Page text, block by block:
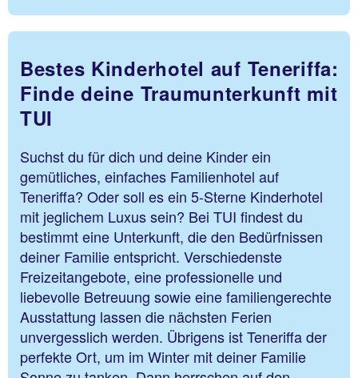
Bestes Kinderhotel auf Teneriffa:
Finde deine Traumunterkunft mit
TUI
Suchst du für dich und deine Kinder ein
gemütliches, einfaches Familienhotel auf
Teneriffa? Oder soll es ein 5-Sterne Kinderhotel
mit jeglichem Luxus sein? Bei TUI findest du
bestimmt eine Unterkunft, die den Bedürfnissen
deiner Familie entspricht. Verschiedenste
Freizeitangebote, eine professionelle und
liebevolle Betreuung sowie eine familiengerechte
Ausstattung lassen die nächsten Ferien
unvergesslich werden. Übrigens ist Teneriffa der
perfekte Ort, um im Winter mit deiner Familie